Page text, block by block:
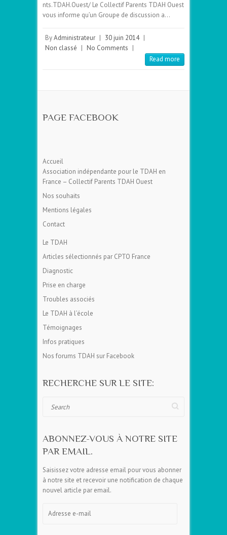
nts.TDAH.Ouest/ Le Collectif Parents TDAH Ouest
vous informe qu’un Groupe de discussion a…
ByAdministrateur | 30 juin 2014 |
Non classé | No Comments |
Read more
PAGE FACEBOOK
Accueil
Association indépendante pour le TDAH en
France – Collectif Parents TDAH Ouest
Nos souhaits
Mentions légales
Contact
Le TDAH
Articles sélectionnés par CPTO France
Diagnostic
Prise en charge
Troubles associés
Le TDAH à l’école
Témoignages
Infos pratiques
Nos forums TDAH sur Facebook
RECHERCHE SUR LE SITE:
ABONNEZ-VOUS À NOTRE SITE
PAR EMAIL.
Saisissez votre adresse email pour vous abonner
à notre site et recevoir une notification de chaque
nouvel article par email.